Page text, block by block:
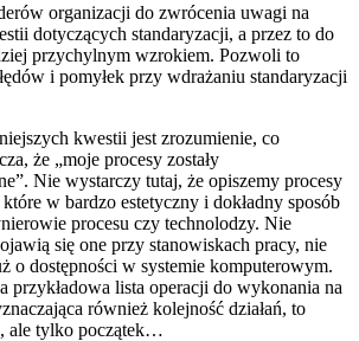
organizacji do zwrócenia uwagi na
dotyczących standaryzacji, a przez to do
przychylnym wzrokiem. Pozwoli to
i pomyłek przy wdrażaniu standaryzacji
kwestii jest zrozumienie, co
że „moje procesy zostały
Nie wystarczy tutaj, że opiszemy procesy
w bardzo estetyczny i dokładny sposób
procesu czy technolodzy. Nie
się one przy stanowiskach pracy, nie
o dostępności w systemie komputerowym.
przykładowa lista operacji do wykonania na
również kolejność działań, to
ale tylko początek…